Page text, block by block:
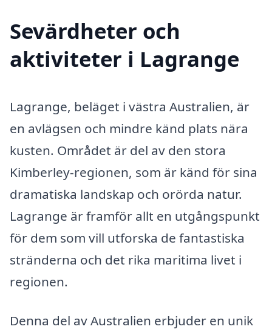
Sevärdheter och
aktiviteter i Lagrange
Lagrange, beläget i västra Australien, är
en avlägsen och mindre känd plats nära
kusten. Området är del av den stora
Kimberley-regionen, som är känd för sina
dramatiska landskap och orörda natur.
Lagrange är framför allt en utgångspunkt
för dem som vill utforska de fantastiska
stränderna och det rika maritima livet i
regionen.
Denna del av Australien erbjuder en unik